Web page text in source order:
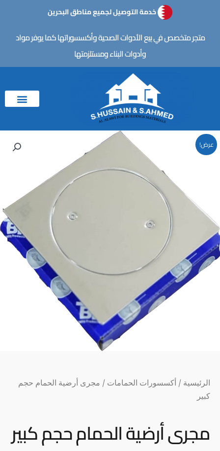
المحتوى
خدمة التوصيل لجميع مناطق البحرين
متجر متخصص في بيع الأدوات الصحية وأكسسوراتها كما يوفر مواد
وأدوات البناء ومستلزمتها
الرئيسية / أكسسورات الحمامات / مجرى أرضية الحمام حجم
كبير
مجرى أرضية الحمام حجم كبير
عرض!